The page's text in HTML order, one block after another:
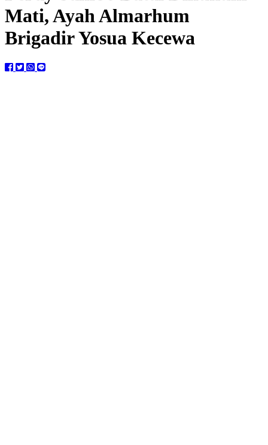
Mati, Ayah Almarhum
Brigadir Yosua Kecewa